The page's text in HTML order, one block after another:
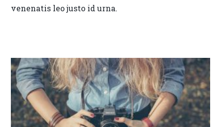
venenatis leo justo id urna.